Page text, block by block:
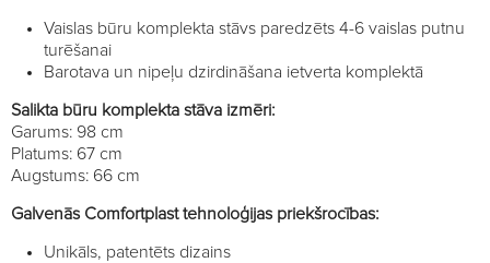
Vaislas būru komplekta stāvs paredzēts 4-6 vaislas putnu
turēšanai
Barotava un nipeļu dzirdināšana ietverta komplektā
Salikta būru komplekta stāva izmēri:
Garums: 98 cm
Platums: 67 cm
Augstums: 66 cm
Galvenās Comfortplast tehnoloģijas priekšrocības:
Unikāls, patentēts dizains